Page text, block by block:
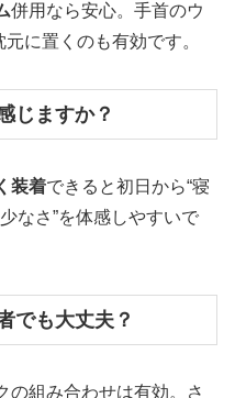
併用なら安心。手首のウ
に置くのも有効です。
じますか？
装着できると初日から“寝
なさ”を体感しやすいで
でも大丈夫？
の組み合わせは有効。さ